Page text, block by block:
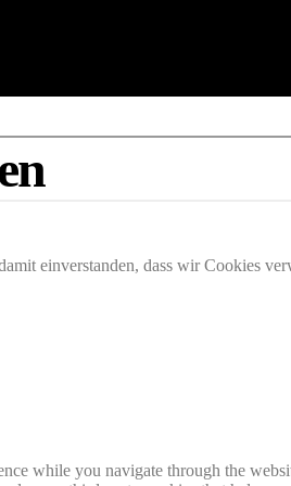
einverstanden, dass wir Cookies
while you navigate through the